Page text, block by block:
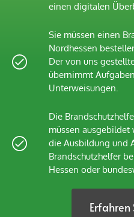
einen digitalen
Sie müssen einen
Nordhessen
Der von uns
übernimmt
Unterweisungen.
Die
müssen ausgebildet
die Ausbildung und
Brandschutzhelfer
Hessen oder
Erfahren